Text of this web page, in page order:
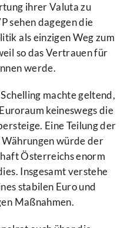
ihrer Valuta zu
sehen dagegen die
als einzigen Weg zum
so das Vertrauen für
werde.
machte geltend,
keineswegs die
Eine Teilung der
würde der
Österreichs enorm
Insgesamt verstehe
stabilen Euro und
Maßnahmen.